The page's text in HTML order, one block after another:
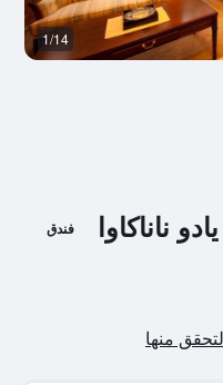
ناناكاوا فندق
1/14